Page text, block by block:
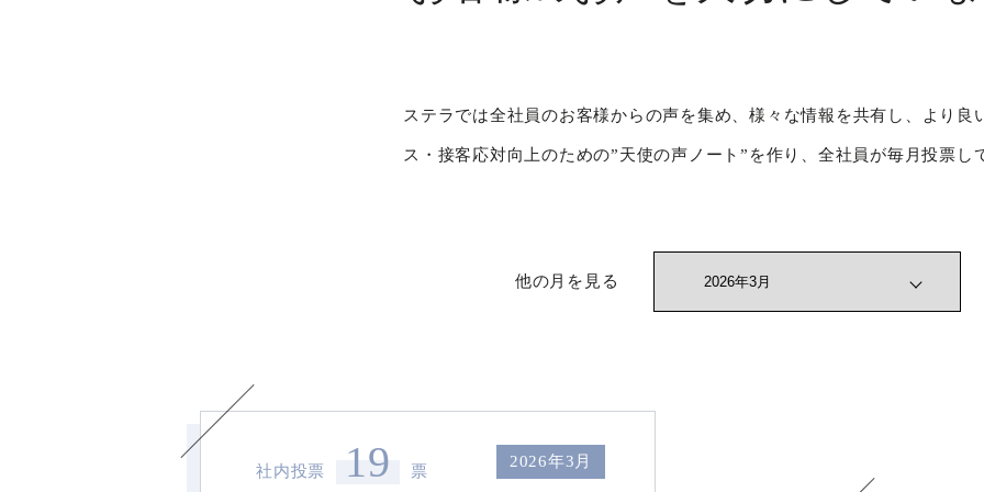
ステラでは全社員のお客様からの声を集め、様々な情報を共有し、より良
ス・接客応対向上のための”天使の声ノート”を作り、全社員が毎月投票し
他の月を見る
2026年3月
社内投票 19 票